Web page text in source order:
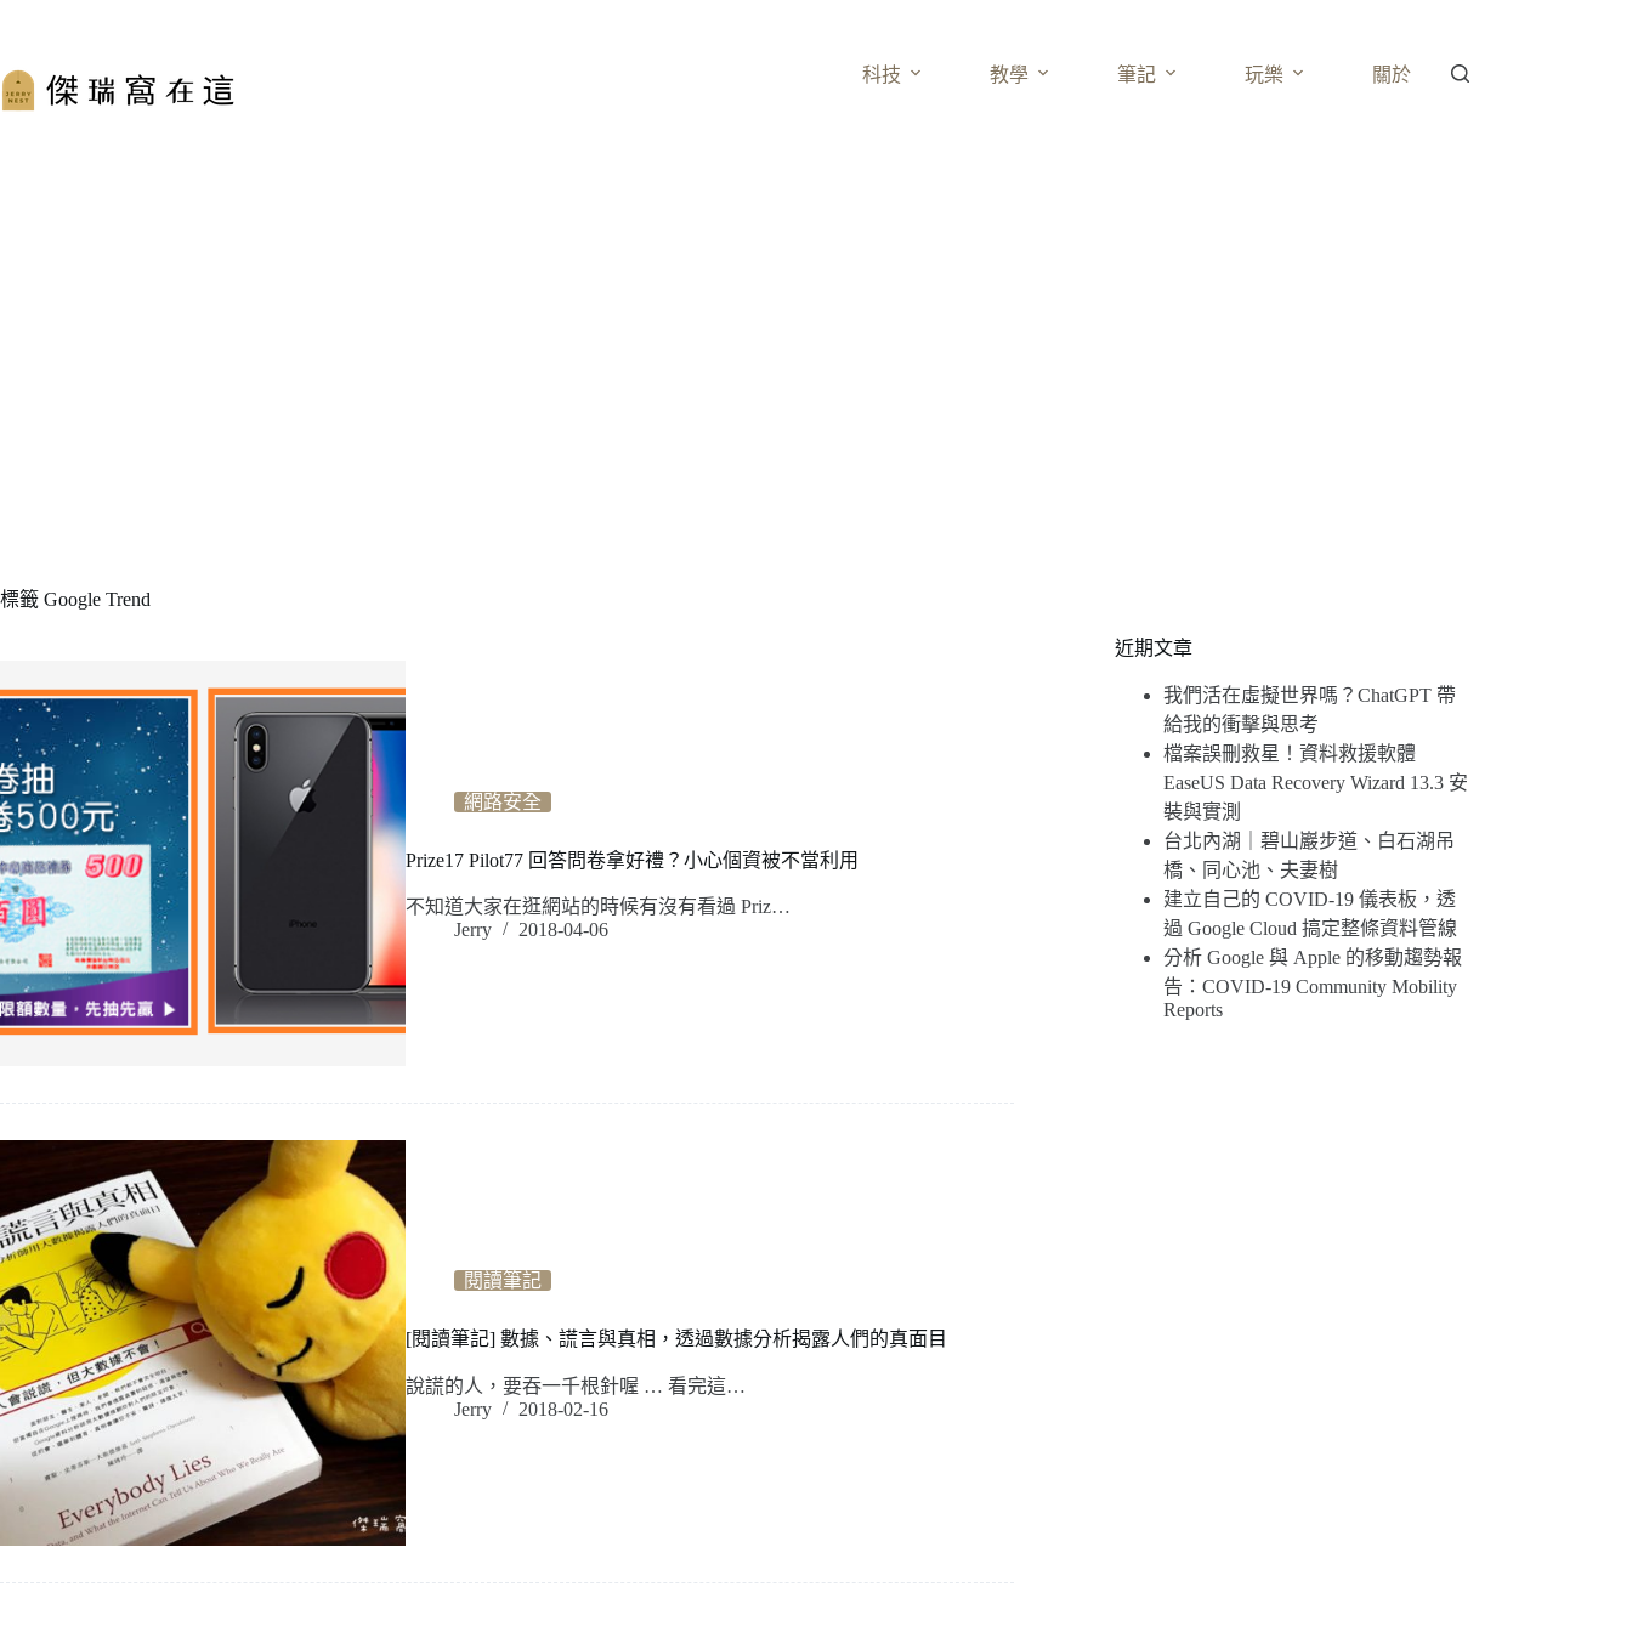
主
要
科技 教學 筆記 玩樂 關於
標籤 Google Trend
網路安全
Prize17 Pilot77 回答問卷拿好禮？小心個資被不當利用
不知道大家在逛網站的時候有沒有看過 Priz…
Jerry
2018-04-06
閱讀筆記
[閱讀筆記] 數據、謊言與真相，透過數據分析揭露人們的真面目
說謊的人，要吞一千根針喔 … 看完這…
Jerry
2018-02-16
近期文章
我們活在虛擬世界嗎？ChatGPT 帶
給我的衝擊與思考
檔案誤刪救星！資料救援軟體
EaseUS Data Recovery Wizard 13.3 安
裝與實測
台北內湖｜碧山巖步道、白石湖吊
橋、同心池、夫妻樹
建立自己的 COVID-19 儀表板，透
過 Google Cloud 搞定整條資料管線
分析 Google 與 Apple 的移動趨勢報
告：COVID-19 Community Mobility
Reports